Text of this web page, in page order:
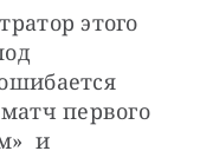
этого
первого
и